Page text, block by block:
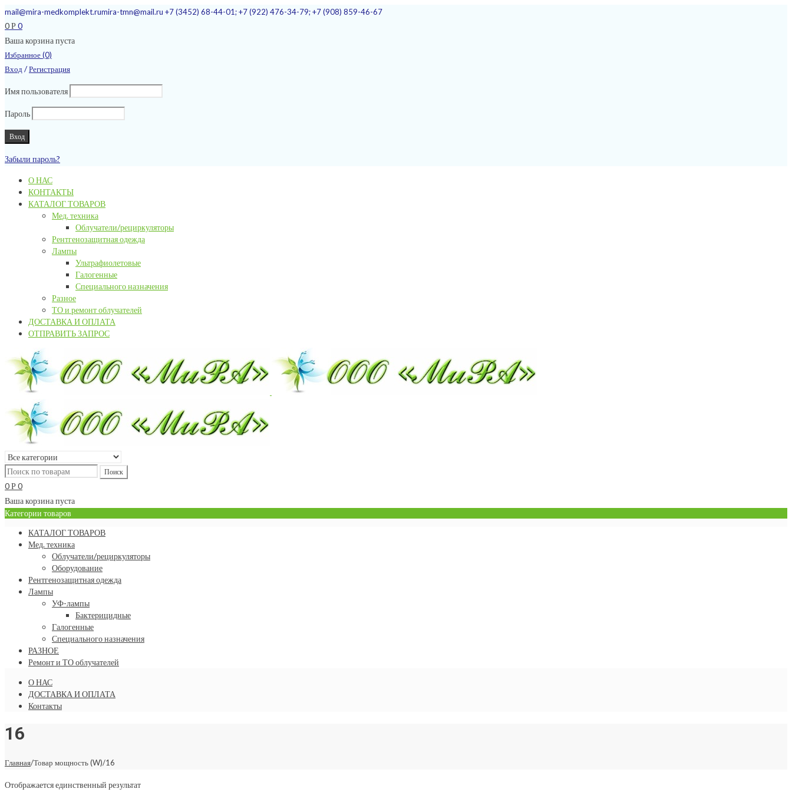
mail@mira-medkomplekt.rumira-tmn@mail.ru +7 (3452) 68-44-01; +7 (922) 476-34-79; +7 (908) 859-46-67
0 Р 0
Ваша корзина пуста
Избранное (0)
Вход /Регистрация
Имя пользователя
Пароль
Забыли пароль?
О НАС
КОНТАКТЫ
КАТАЛОГ ТОВАРОВ
Мед. техника
Облучатели/рециркуляторы
Рентгенозащитная одежда
Лампы
Ультрафиолетовые
Галогенные
Специального назначения
Разное
ТО и ремонт облучателей
ДОСТАВКА И ОПЛАТА
ОТПРАВИТЬ ЗАПРОС
0 Р 0
Ваша корзина пуста
Категории товаров
КАТАЛОГ ТОВАРОВ
Мед. техника
Облучатели/рециркуляторы
Оборудование
Рентгенозащитная одежда
Лампы
УФ-лампы
Бактерицидные
Галогенные
Специального назначения
РАЗНОЕ
Ремонт и ТО облучателей
О НАС
ДОСТАВКА И ОПЛАТА
Контакты
16
Главная/Товар мощность (W)/16
Отображается единственный результат